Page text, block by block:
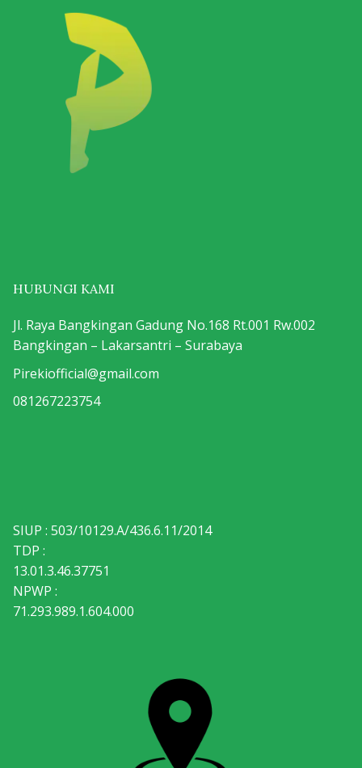
HUBUNGI KAMI
Jl. Raya Bangkingan Gadung No.168 Rt.001 Rw.002
Bangkingan – Lakarsantri – Surabaya
Pirekiofficial@gmail.com
081267223754
SIUP : 503/10129.A/436.6.11/2014
TDP :
13.01.3.46.37751
NPWP :
71.293.989.1.604.000